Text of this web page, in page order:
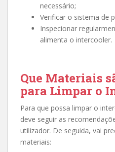
necessário;
Verificar o sistema de
Inspecionar
alimenta o intercooler.
Que Materiais
para Limpar o
Para que possa limpar o
deve seguir as
utilizador. De seguida, vai
materiais: